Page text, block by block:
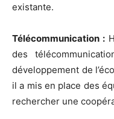
existante.
Télécommunication :
des
développement de
il a mis en place des
rechercher une